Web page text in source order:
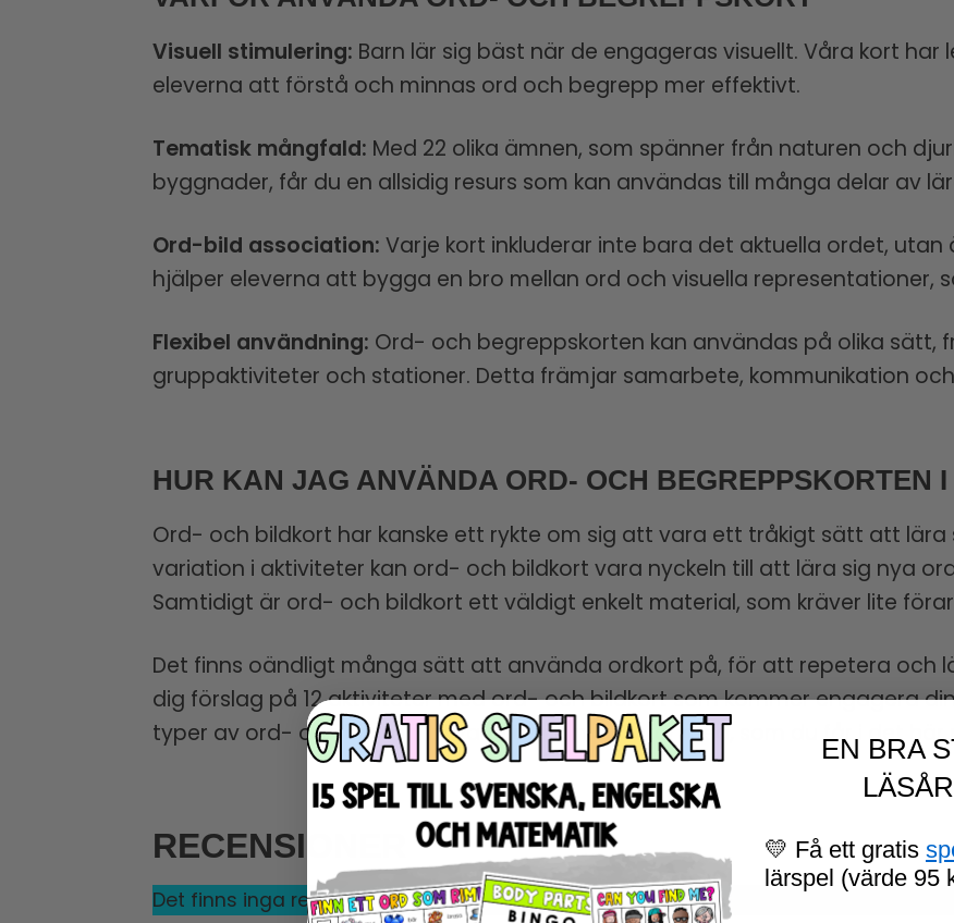
Visuell stimulering: Barn lär sig bäst när de engageras visuellt. Våra kort har
eleverna att förstå och minnas ord och begrepp mer effektivt.
Tematisk mångfald: Med 22 olika ämnen, som spänner från naturen och
byggnader, får du en allsidig resurs som kan användas till många delar av
Ord-bild association: Varje kort inkluderar inte bara det aktuella ordet,
hjälper eleverna att bygga en bro mellan ord och visuella representationer,
Flexibel användning: Ord- och begreppskorten kan användas på olika sätt,
gruppaktiviteter och stationer. Detta främjar samarbete, kommunikation
HUR KAN JAG ANVÄNDA ORD- OCH BEGREPPSKORTEN
Ord- och bildkort har kanske ett rykte om sig att vara ett tråkigt sätt att lära
variation i aktiviteter kan ord- och bildkort vara nyckeln till att lära sig nya
Samtidigt är ord- och bildkort ett väldigt enkelt material, som kräver lite
Det finns oändligt många sätt att använda ordkort på, för att repetera och
dig förslag på 12 aktiviteter med ord- och bildkort som kommer engagera
typer av ord- och bildkort till varje tema ni arbetar med, som du får i det här
RECENSIONER
Det finns inga recensioner än.
EN BRA
💛 Få ett gratis
lärspel (värde 95